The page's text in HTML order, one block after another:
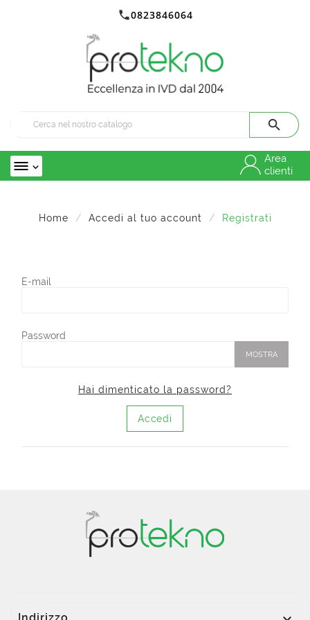
0823846064


Area
clienti
Home Accedi al tuo account Registrati
E-mail
Password
MOSTRA
Hai dimenticato la password?
Accedi